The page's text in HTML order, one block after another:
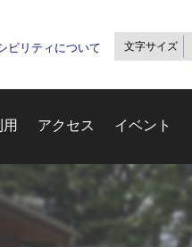
文字サイズ
ビリティについて
アクセス イベント